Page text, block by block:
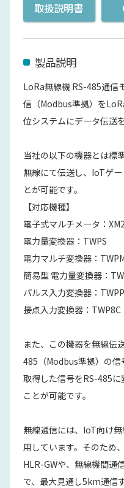
取扱説明書
製品説明
LoRa無線機 RS-485通信
信（Modbus準拠）を
位システムにデータ伝送
当社の以下の機器とは標
無線にて伝送し、IoTゲ
とが可能です。
【対応機種】
電子式マルチメータ：
電力量変換器：TWPS
電力マルチ変換器：
簡易型 電力量変換器：
パルス入力変換器：TWPP
接点入力変換器：TWP8C
また、この機器を無線伝
485（Modbus準拠）の信
取得した信号をRS-485
ことが可能です。
無線通信には、IoT向け
用しています。そのため
HLR-GWや、無線機間通
で、最大見通し5km通信